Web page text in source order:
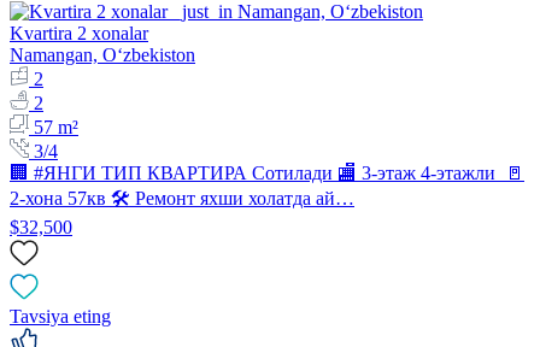
Kvartira 2 xonalar
Namangan, Oʻzbekiston
2
2
57 m²
3/4
🏢 #ЯНГИ ТИП КВАРТИРА Сотилади 🏬 3-этаж 4-этажли 🚪
2-хона 57кв 🛠 Ремонт яхши холатда ай…
$32,500
Tavsiya eting